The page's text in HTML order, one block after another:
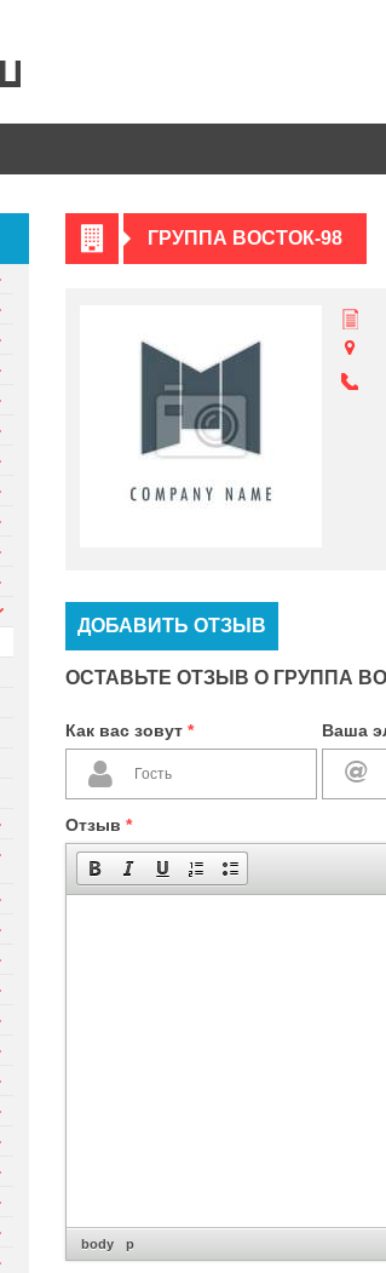
ГРУППА ВОСТОК-98
ДОБАВИТЬ ОТЗЫВ
ОСТАВЬТЕ ОТЗЫВ О ГРУППА
Как вас зовут * Ваша
Отзыв *
body p